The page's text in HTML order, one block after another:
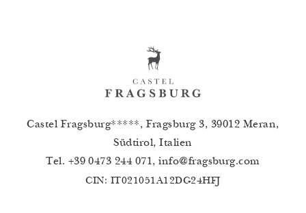
Castel Fragsburg*****, Fragsburg 3, 39012 Meran,
Südtirol, Italien
Tel. +39 0473 244 071,info@fragsburg.com
CIN: IT021051A12DG24HFJ